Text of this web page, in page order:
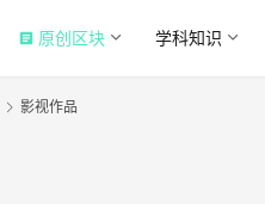
article 原创区块 学科知识
影视作品